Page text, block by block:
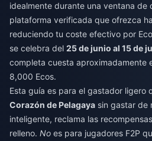
idealmente durante una ventana de
plataforma verificada que ofrezca
reduciendo tu coste efectivo por
se celebra del 25 de junio al 15 de
completa cuesta aproximadamente
8,000 Ecos.
Esta guía es para el gastador ligero
Corazón de Pelagaya sin gastar de
inteligente, reclama las
relleno. No es para jugadores F2P